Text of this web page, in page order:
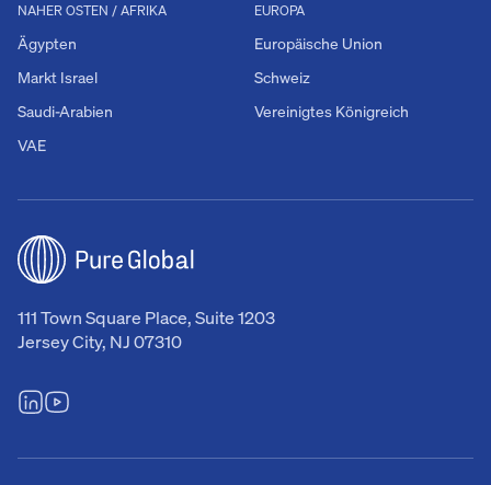
111 Town Square Place, Suite 1203
Jersey City, NJ 07310
EUROPA
Europäische Union
Schweiz
Vereinigtes Königreich
NAHER OSTEN / AFRIKA
Ägypten
Markt Israel
Saudi-Arabien
VAE